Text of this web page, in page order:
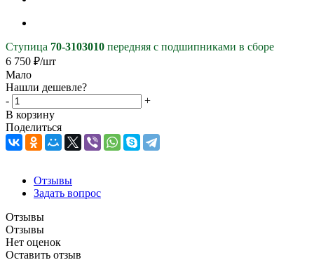
Ступица 70-3103010 передняя с подшипниками в сборе
6 750 ₽/шт
Мало
Нашли дешевле?
-
+
В корзину
Поделиться
Отзывы
Задать вопрос
Отзывы
Отзывы
Нет оценок
Оставить отзыв